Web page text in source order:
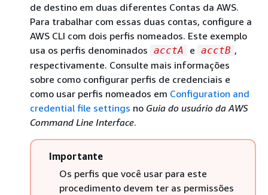
de destino em duas diferentes Contas da AWS.
Para trabalhar com essas duas contas, configure a
AWS CLI com dois perfis nomeados. Este exemplo
usa os perfis denominados acctA e acctB ,
respectivamente. Consulte mais informações
sobre como configurar perfis de credenciais e
como usar perfis nomeados em Configuration and
credential file settings no Guia do usuário da AWS
Command Line Interface.
Importante
Os perfis que você usar para este
procedimento devem ter as permissões